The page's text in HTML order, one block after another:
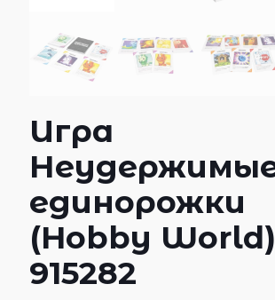
Игра
единорожки
(Hobby World)
915282